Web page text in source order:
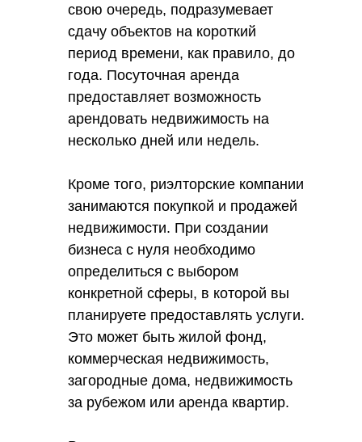
свою очередь, подразумевает
сдачу объектов на короткий
период времени, как правило, до
года. Посуточная аренда
предоставляет возможность
арендовать недвижимость на
несколько дней или недель.
Кроме того, риэлторские компании
занимаются покупкой и продажей
недвижимости. При создании
бизнеса с нуля необходимо
определиться с выбором
конкретной сферы, в которой вы
планируете предоставлять услуги.
Это может быть жилой фонд,
коммерческая недвижимость,
загородные дома, недвижимость
за рубежом или аренда квартир.